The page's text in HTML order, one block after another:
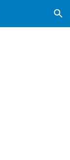
Skip to navigation